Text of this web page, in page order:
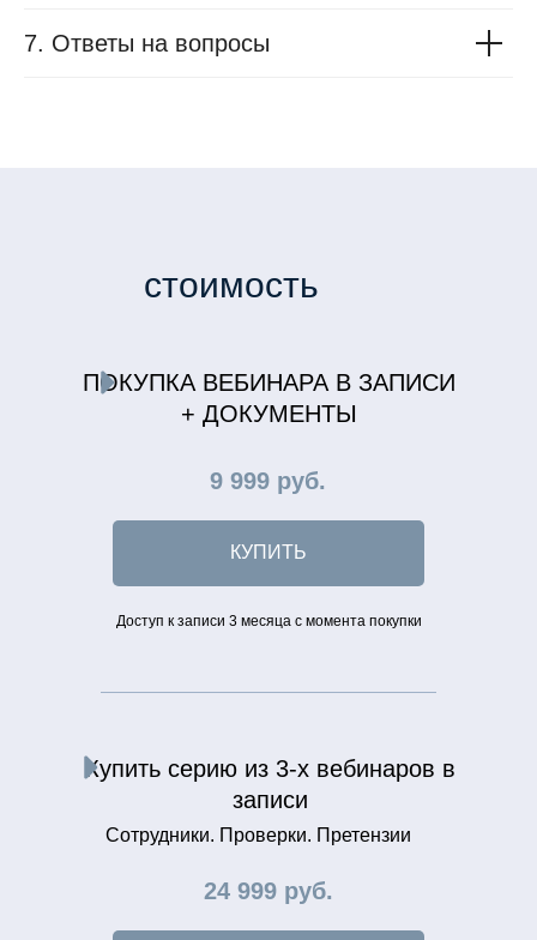
7. Ответы на вопросы
24 999 руб.
Сотрудники. Проверки. Претензии
Купить серию из 3-х вебинаров в
записи
Доступ к записи 3 месяца с момента покупки
КУПИТЬ
9 999 руб.
ПОКУПКА ВЕБИНАРА В ЗАПИСИ
+ ДОКУМЕНТЫ
стоимость